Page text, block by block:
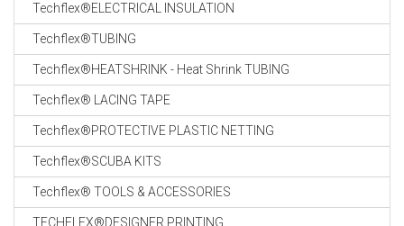
Techflex®ELECTRICAL INSULATION
Techflex®TUBING
Techflex®HEATSHRINK - Heat Shrink TUBING
Techflex® LACING TAPE
Techflex®PROTECTIVE PLASTIC NETTING
Techflex®SCUBA KITS
Techflex® TOOLS & ACCESSORIES
TECHFLEX®DESIGNER PRINTING